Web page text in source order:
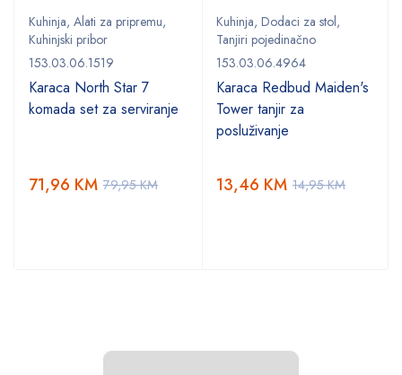
Kuhinja, Alati za pripremu,
Kuhinjski pribor
153.03.06.1519
Karaca North Star 7
komada set za serviranje
79,95KM
71,96 KM
Kuhinja, Dodaci za stol,
Tanjiri pojedinačno
153.03.06.4964
Karaca Redbud Maiden's
Tower tanjir za
posluživanje
14,95KM
13,46 KM